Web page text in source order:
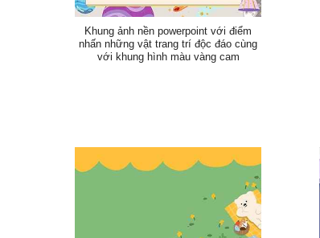
Khung ảnh nền powerpoint với điểm
nhấn những vật trang trí độc đáo cùng
với khung hình màu vàng cam